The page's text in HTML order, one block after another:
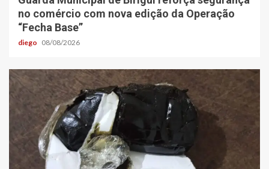
no comércio com nova edição da Operação
“Fecha Base”
diego 08/08/2026